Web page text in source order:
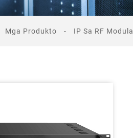
Mga Produkto IP Sa RF